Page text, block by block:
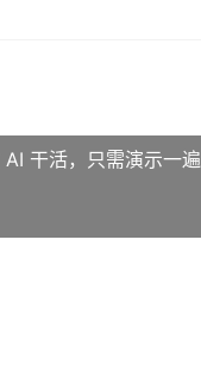
干活，只需演示一遍